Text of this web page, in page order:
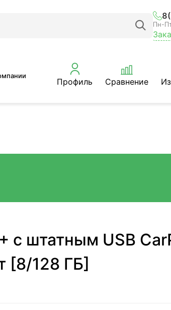
Пн-
Профиль Сравнение
с штатным USB
[8/128 ГБ]